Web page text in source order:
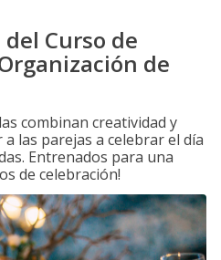
Curso de
de
combinan creatividad y
las parejas a celebrar el día
Entrenados para una
de celebración!